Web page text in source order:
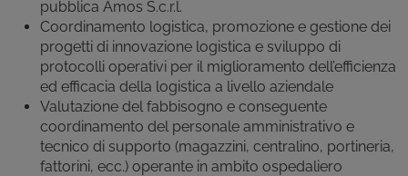
pubblica Amos S.c.r.l.
Coordinamento logistica, promozione e gestione dei
progetti di innovazione logistica e sviluppo di
protocolli operativi per il miglioramento dell’efficienza
ed efficacia della logistica a livello aziendale
Valutazione del fabbisogno e conseguente
coordinamento del personale amministrativo e
tecnico di supporto (magazzini, centralino, portineria,
fattorini, ecc.) operante in ambito ospedaliero